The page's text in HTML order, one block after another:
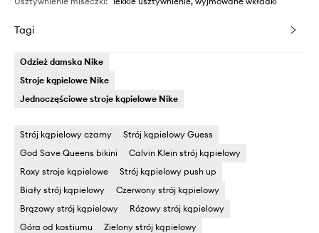
Tagi
Odzież damska Nike
Stroje kąpielowe Nike
Jednoczęściowe stroje kąpielowe Nike
Strój kąpielowy czarny
Strój kąpielowy Guess
God Save Queens bikini
Calvin Klein strój kąpielowy
Roxy stroje kąpielowe
Strój kąpielowy push up
Biały strój kąpielowy
Czerwony strój kąpielowy
Brązowy strój kąpielowy
Różowy strój kąpielowy
Góra od kostiumu
Zielony strój kąpielowy